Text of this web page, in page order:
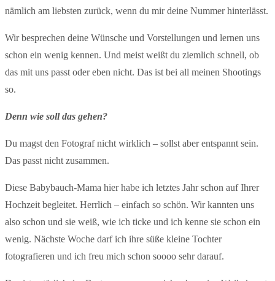
nämlich am liebsten zurück, wenn du mir deine Nummer hinterlässt.
Wir besprechen deine Wünsche und Vorstellungen und lernen uns
schon ein wenig kennen. Und meist weißt du ziemlich schnell, ob
das mit uns passt oder eben nicht. Das ist bei all meinen Shootings
so.
Denn wie soll das gehen?
Du magst den Fotograf nicht wirklich – sollst aber entspannt sein.
Das passt nicht zusammen.
Diese Babybauch-Mama hier habe ich letztes Jahr schon auf Ihrer
Hochzeit begleitet. Herrlich – einfach so schön. Wir kannten uns
also schon und sie weiß, wie ich ticke und ich kenne sie schon ein
wenig. Nächste Woche darf ich ihre süße kleine Tochter
fotografieren und ich freu mich schon soooo sehr darauf.